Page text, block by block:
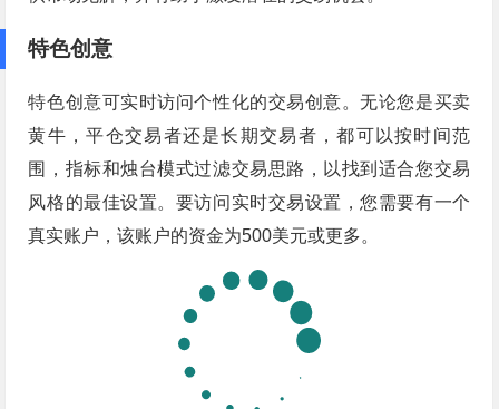
特色创意
特色创意可实时访问个性化的交易创意。无论您是买卖
黄牛，平仓交易者还是长期交易者，都可以按时间范
围，指标和烛台模式过滤交易思路，以找到适合您交易
风格的最佳设置。要访问实时交易设置，您需要有一个
真实账户，该账户的资金为500美元或更多。